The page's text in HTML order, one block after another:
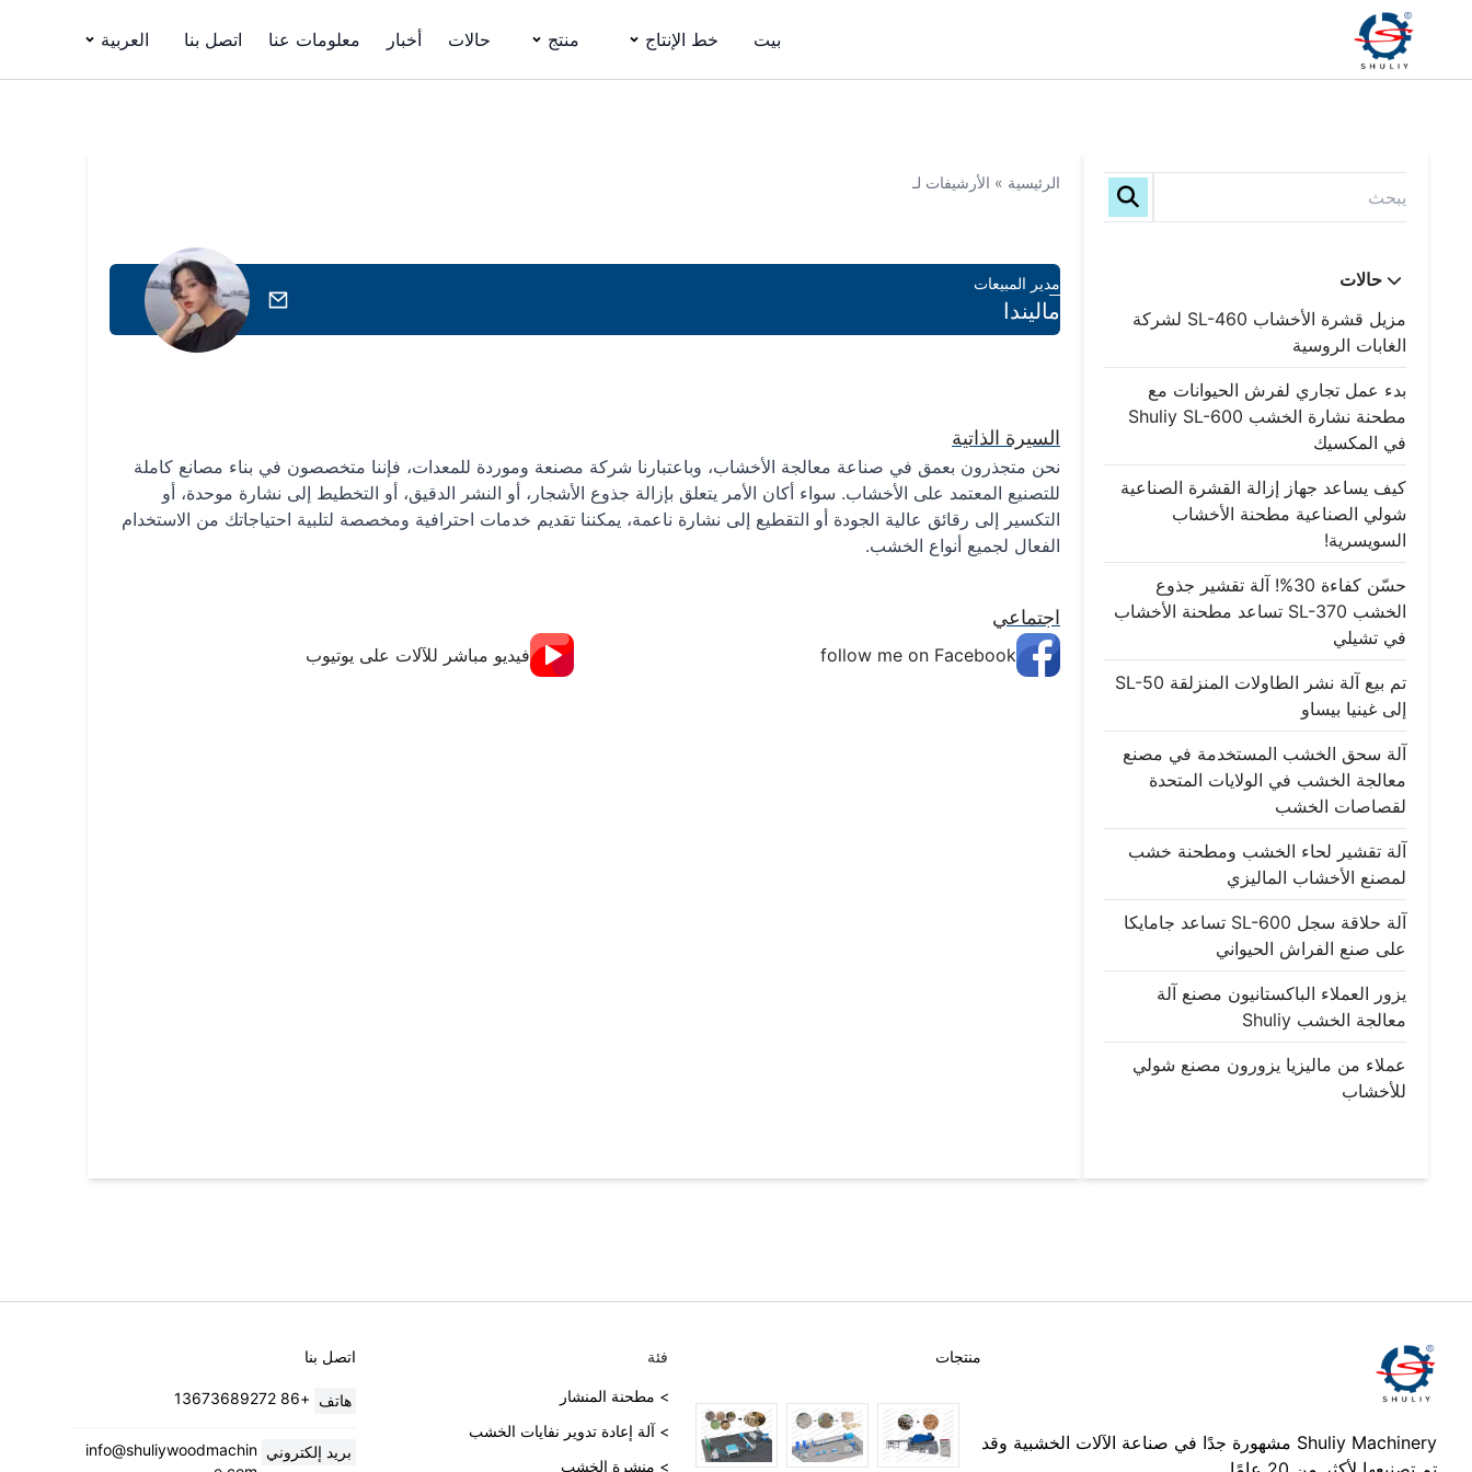
بيت خط الإنتاج منتج حالات أخبار معلومات عنا اتصل بنا العربية
حالات
مزيل قشرة الأخشاب SL-460 لشركة
الغابات الروسية
بدء عمل تجاري لفرش الحيوانات مع
مطحنة نشارة الخشب Shuliy SL-600
في المكسيك
كيف يساعد جهاز إزالة القشرة الصناعية
شولي الصناعية مطحنة الأخشاب
السويسرية!
حسّن كفاءة 30%! آلة تقشير جذوع
الخشب SL-370 تساعد مطحنة الأخشاب
في تشيلي
تم بيع آلة نشر الطاولات المنزلقة SL-50
إلى غينيا بيساو
آلة سحق الخشب المستخدمة في مصنع
معالجة الخشب في الولايات المتحدة
لقصاصات الخشب
آلة تقشير لحاء الخشب ومطحنة خشب
لمصنع الأخشاب الماليزي
آلة حلاقة سجل SL-600 تساعد جامايكا
على صنع الفراش الحيواني
يزور العملاء الباكستانيون مصنع آلة
معالجة الخشب Shuliy
عملاء من ماليزيا يزورون مصنع شولي
للأخشاب
الرئيسية » الأرشيفات لـ
مدير المبيعات
ماليندا
السيرة الذاتية
نحن متجذرون بعمق في صناعة معالجة الأخشاب، وباعتبارنا شركة مصنعة وموردة للمعدات، فإننا متخصصون في بناء مصانع كاملة
للتصنيع المعتمد على الأخشاب. سواء أكان الأمر يتعلق بإزالة جذوع الأشجار، أو النشر الدقيق، أو التخطيط إلى نشارة موحدة، أو
التكسير إلى رقائق عالية الجودة أو التقطيع إلى نشارة ناعمة، يمكننا تقديم خدمات احترافية ومخصصة لتلبية احتياجاتك من الاستخدام
الفعال لجميع أنواع الخشب.
اجتماعي
follow me on Facebook فيديو مباشر للآلات على يوتيوب
Shuliy Machinery مشهورة جدًا في صناعة الآلات الخشبية وقد
منتجات فئة
> مطحنة المنشار
> آلة إعادة تدوير نفايات الخشب
> منشرة الخشب
اتصل بنا
هاتف +86 13673689272
بريد إلكتروني info@shuliywoodmachin